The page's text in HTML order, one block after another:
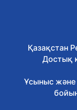
Қазақстан
Достық
Ұсыныс және